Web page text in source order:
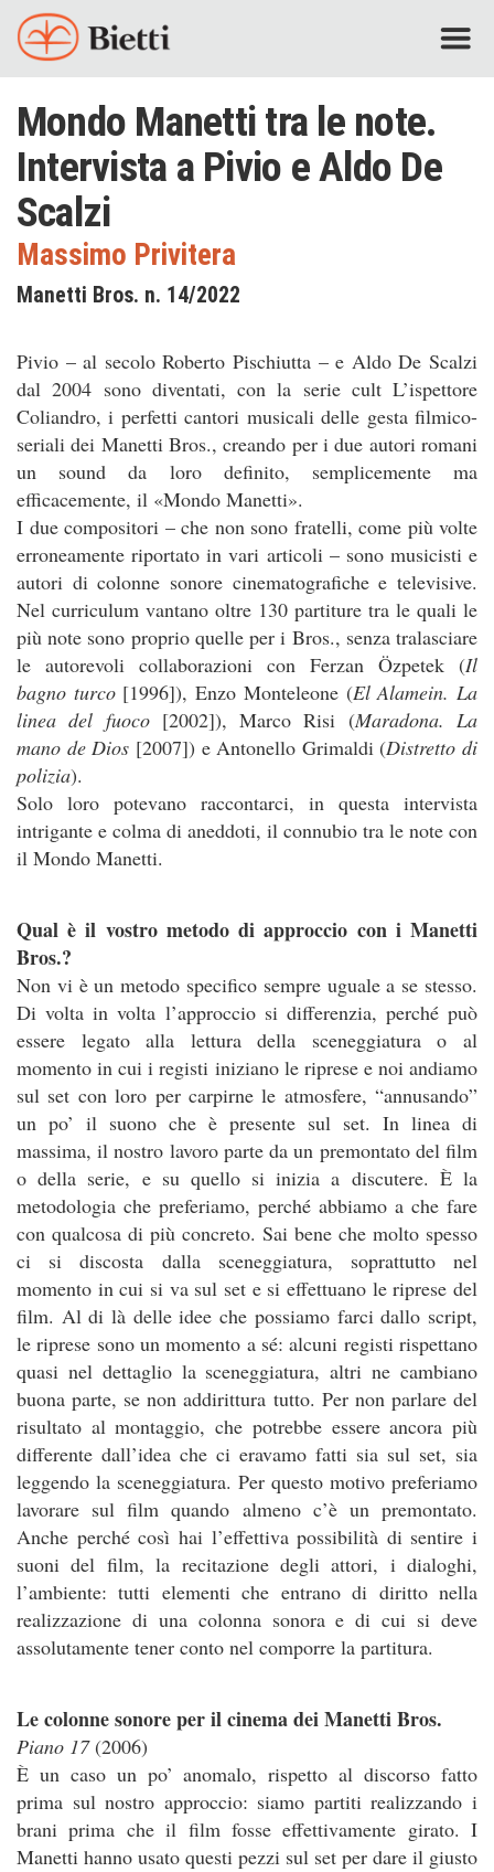
Mondo Manetti tra le note.
Intervista a Pivio e Aldo De
Scalzi
Massimo Privitera
Manetti Bros. n. 14/2022
Pivio – al secolo Roberto Pischiutta – e Aldo De Scalzi
dal 2004 sono diventati, con la serie cult L’ispettore
Coliandro, i perfetti cantori musicali delle gesta filmico-
seriali dei Manetti Bros., creando per i due autori romani
un sound da loro definito, semplicemente ma
efficacemente, il «Mondo Manetti».
I due compositori – che non sono fratelli, come più volte
erroneamente riportato in vari articoli – sono musicisti e
autori di colonne sonore cinematografiche e televisive.
Nel curriculum vantano oltre 130 partiture tra le quali le
più note sono proprio quelle per i Bros., senza tralasciare
le autorevoli collaborazioni con Ferzan Özpetek (Il
bagno turco[1996]), Enzo Monteleone (El Alamein. La
linea del fuoco[2002]), Marco Risi (Maradona. La
mano de Dios [2007]) e Antonello Grimaldi (Distretto di
polizia).
Solo loro potevano raccontarci, in questa intervista
intrigante e colma di aneddoti, il connubio tra le note con
il Mondo Manetti.
Qual è il vostro metodo di approccio con i Manetti
Bros.?
Non vi è un metodo specifico sempre uguale a se stesso.
Di volta in volta l’approccio si differenzia, perché può
essere legato alla lettura della sceneggiatura o al
momento in cui i registi iniziano le riprese e noi andiamo
sul set con loro per carpirne le atmosfere, “annusando”
un po’ il suono che è presente sul set. In linea di
massima, il nostro lavoro parte da un premontato del film
o della serie, e su quello si inizia a discutere. È la
metodologia che preferiamo, perché abbiamo a che fare
con qualcosa di più concreto. Sai bene che molto spesso
ci si discosta dalla sceneggiatura, soprattutto nel
momento in cui si va sul set e si effettuano le riprese del
film. Al di là delle idee che possiamo farci dallo script,
le riprese sono un momento a sé: alcuni registi rispettano
quasi nel dettaglio la sceneggiatura, altri ne cambiano
buona parte, se non addirittura tutto. Per non parlare del
risultato al montaggio, che potrebbe essere ancora più
differente dall’idea che ci eravamo fatti sia sul set, sia
leggendo la sceneggiatura. Per questo motivo preferiamo
lavorare sul film quando almeno c’è un premontato.
Anche perché così hai l’effettiva possibilità di sentire i
suoni del film, la recitazione degli attori, i dialoghi,
l’ambiente: tutti elementi che entrano di diritto nella
realizzazione di una colonna sonora e di cui si deve
assolutamente tener conto nel comporre la partitura.
Le colonne sonore per il cinema dei Manetti Bros.
Piano 17(2006)
È un caso un po’ anomalo, rispetto al discorso fatto
prima sul nostro approccio: siamo partiti realizzando i
brani prima che il film fosse effettivamente girato. I
Manetti hanno usato questi pezzi sul set per dare il giusto